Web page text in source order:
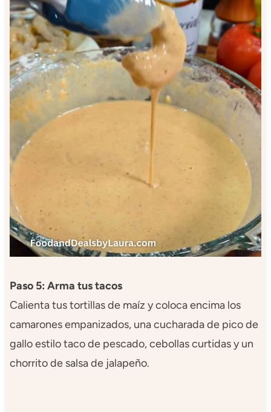
Paso 5: Arma tus tacos
Calienta tus tortillas de maíz y coloca encima los
camarones empanizados, una cucharada de pico de
gallo estilo taco de pescado, cebollas curtidas y un
chorrito de salsa de jalapeño.